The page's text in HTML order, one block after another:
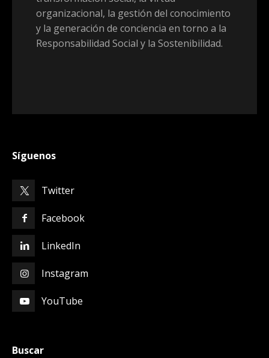
organizacional, la gestión del conocimiento
y la generación de conciencia en torno a la
Responsabilidad Social y la Sostenibilidad.
Síguenos
Twitter
Facebook
LinkedIn
Instagram
YouTube
Buscar